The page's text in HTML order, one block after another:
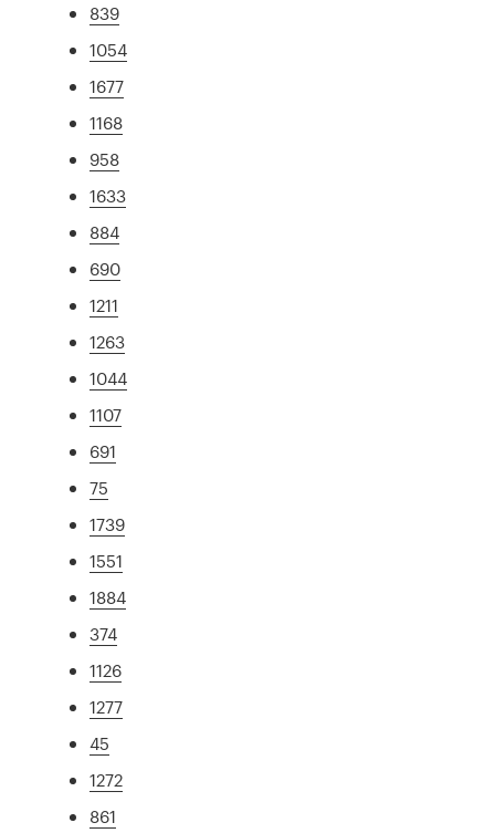
839
1054
1677
1168
958
1633
884
690
1211
1263
1044
1107
691
75
1739
1551
1884
374
1126
1277
45
1272
861